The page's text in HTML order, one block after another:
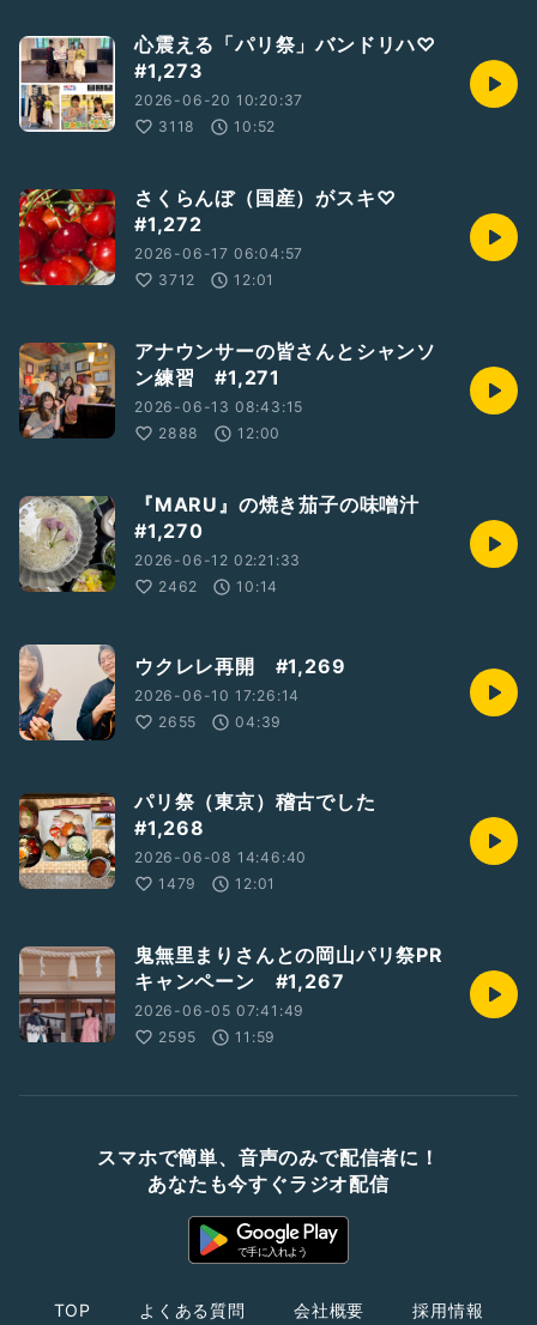
心震える「パリ祭」バンドリハ♡
#1,273
2026-06-20 10:20:37
3118
10:52
さくらんぼ（国産）がスキ♡
#1,272
2026-06-17 06:04:57
3712
12:01
アナウンサーの皆さんとシャンソ
ン練習 #1,271
2026-06-13 08:43:15
2888
12:00
『MARU』の焼き茄子の味噌汁
#1,270
2026-06-12 02:21:33
2462
10:14
ウクレレ再開 #1,269
2026-06-10 17:26:14
2655
04:39
パリ祭（東京）稽古でした
#1,268
2026-06-08 14:46:40
1479
12:01
鬼無里まりさんとの岡山パリ祭PR
キャンペーン #1,267
2026-06-05 07:41:49
2595
11:59
スマホで簡単、音声のみで配信者に！
あなたも今すぐラジオ配信
TOP よくある質問 会社概要 採用情報